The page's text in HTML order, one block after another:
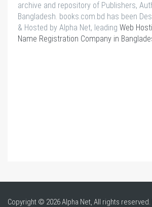
archive and repository of Publishers,
Bangladesh. books.com.bd has been
& Hosted by Alpha Net, leading Web
Name Registration Company in
Copyright © 2026 Alpha Net, All rights